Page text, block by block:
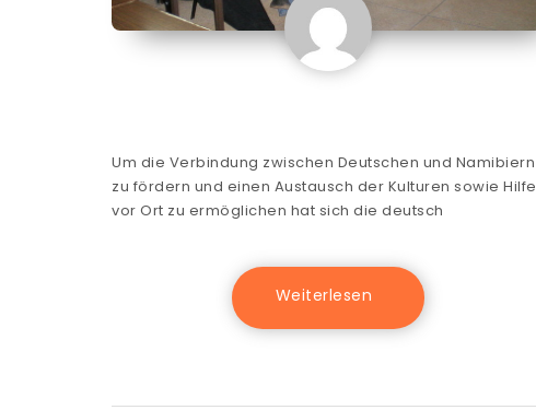
Um die Verbindung zwischen Deutschen und Namibiern
zu fördern und einen Austausch der Kulturen sowie Hilfe
vor Ort zu ermöglichen hat sich die deutsch